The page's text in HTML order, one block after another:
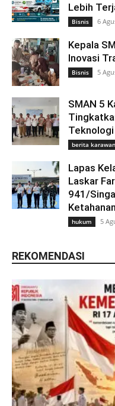
Lebih
Bisnis 6
Kepala
Inovasi
Bisnis 5
SMAN 5
berita
Lapas
Laskar
941/
hukum 5
REKOMENDASI